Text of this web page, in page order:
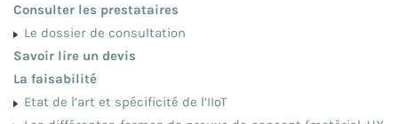
Consulter les prestataires
Le dossier de consultation
Savoir lire un devis
La faisabilité
Etat de l’art et spécificité de l’IIoT